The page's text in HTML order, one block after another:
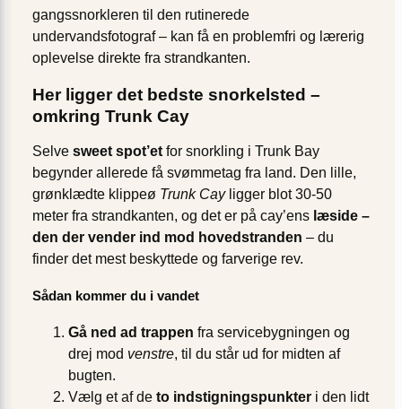
gangssnorkleren til den rutinerede
undervandsfotograf – kan få en problemfri og lærerig
oplevelse direkte fra strandkanten.
Her ligger det bedste snorkelsted –
omkring Trunk Cay
Selve sweet spot’et for snorkling i Trunk Bay
begynder allerede få svømmetag fra land. Den lille,
grønklædte klippeø Trunk Cayligger blot 30-50
meter fra strandkanten, og det er på cay’ens læside –
den der vender ind mod hovedstranden – du
finder det mest beskyttede og farverige rev.
Sådan kommer du i vandet
Gå ned ad trappen fra servicebygningen og
drej mod venstre, til du står ud for midten af
bugten.
Vælg et af de to indstigningspunkter i den lidt